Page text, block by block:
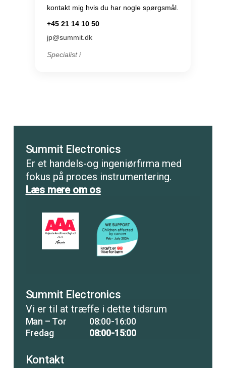
kontakt mig hvis du har nogle spørgsmål.
+45 21 14 10 50
jp@summit.dk
Specialist i
Summit Electronics
Er et handels-og ingeniørfirma med
fokus på proces instrumentering.
Læs mere om os
Summit Electronics
Vi er til at træffe i dette tidsrum
Man – Tor
Fredag
08:00-16:00
08:00-15:00
Kontakt